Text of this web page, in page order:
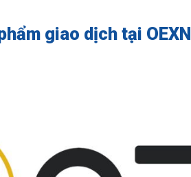
giao dịch tại OEXN